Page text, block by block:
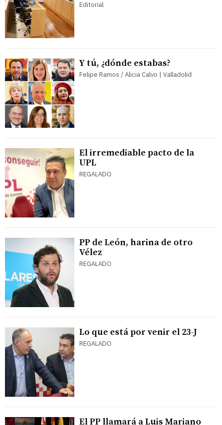
Editorial
Y tú, ¿dónde estabas?
Felipe Ramos / Alicia Calvo | Valladolid
El irremediable pacto de la
UPL
REGALADO
PP de León, harina de otro
Vélez
REGALADO
Lo que está por venir el 23-J
REGALADO
El PP llamará a Luis Mariano